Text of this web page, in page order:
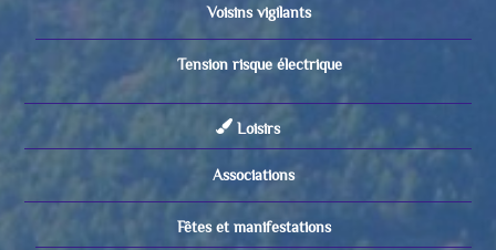
Voisins vigilants
Tension risque électrique
Loisirs
Associations
Fêtes et manifestations